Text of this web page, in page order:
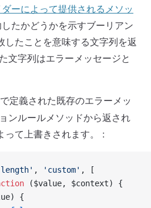
ーによって提供されるメソッ
たかどうかを示すブーリアン
したことを意味する文字列を返
文字列はエラーメッセージと
定義された既存のエラーメッ
ンルールメソッドから返され
って上書きされます。 :
, 'custom' , [
($value, $context) {
{